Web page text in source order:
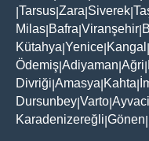
Tarsus Zara Siverek
Milas Bafra Viranşehir
Kütahya Yenice Kangal
Ödemiş Adiyaman Ağri
Divriği Amasya Kahta
Dursunbey Varto
Karadenizereğli Gönen